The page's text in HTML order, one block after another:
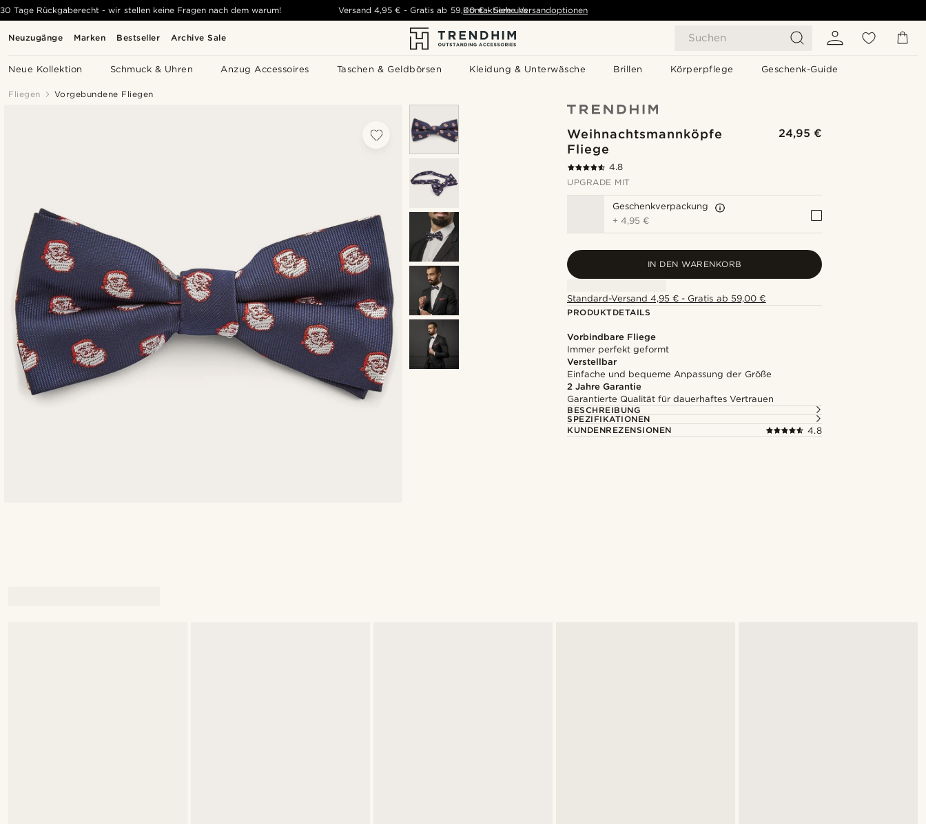
Neuzugänge Marken Bestseller Archive Sale Suchen
Neue Kollektion Schmuck & Uhren Anzug Accessoires Taschen & Geldbörsen Kleidung & Unterwäsche Brillen Körperpflege Geschenk-Guide
30 Tage Rückgaberecht - wir stellen keine Fragen nach dem warum! Versand 4,95 € -Gratis ab 59,00 € - Siehe Versandoptionen
Kontaktiere uns
Fliegen Vorgebundene Fliegen
Weihnachtsmannköpfe
Fliege
24,95 €
4.8
UPGRADE MIT
Geschenkverpackung
+4,95 €
IN DEN WARENKORB
Standard-Versand 4,95 € - Gratis ab 59,00 €
PRODUKTDETAILS
Vorbindbare Fliege
Immer perfekt geformt
Verstellbar
Einfache und bequeme Anpassung der Größe
2 Jahre Garantie
Garantierte Qualität für dauerhaftes Vertrauen
BESCHREIBUNG
SPEZIFIKATIONEN
KUNDENREZENSIONEN
4.8